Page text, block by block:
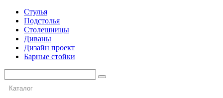
Стулья
Подстолья
Столешницы
Диваны
Дизайн проект
Барные стойки
Каталог